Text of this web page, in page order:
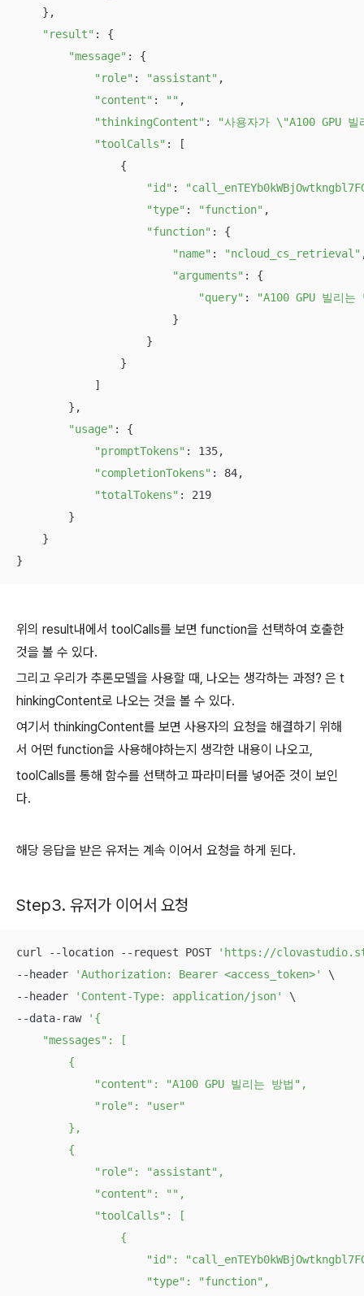
    },
"result" : {
"message" : {
"role" : "assistant" ,
"content" : "" ,
"thinkingContent" :
"사용자가 \"A100 GPU
"toolCalls" : [
                {
"id" :
"type" : "function" ,
"function" : {
"name" : "ncloud_cs_retrieval"
"arguments" : {
"query" :
"A100 GPU 빌리는
                        }
                    }
                }
            ]
        },
"usage" : {
"promptTokens" : 135,
"completionTokens" : 84,
"totalTokens" : 219
        }
    }
}
위의 result내에서 toolCalls를 보면 function을 선택하여 호출한
것을 볼 수 있다.
그리고 우리가 추론모델을 사용할 때, 나오는 생각하는 과정? 은 t
hinkingContent로 나오는 것을 볼 수 있다.
여기서 thinkingContent를 보면 사용자의 요청을 해결하기 위해
서 어떤 function을 사용해야하는지 생각한 내용이 나오고,
toolCalls를 통해 함수를 선택하고 파라미터를 넣어준 것이 보인
다.
해당 응답을 받은 유저는 계속 이어서 요청을 하게 된다.
Step3. 유저가 이어서 요청
curl --location --request POST
'https://
--header
'Authorization: Bearer <access_token>'
\
--header
'Content-Type: application/json'
\
--data-raw
'{
    "messages": [
        {
            "content": "A100 GPU 빌리는 방법",
            "role": "user"
        },
        {
            "role": "assistant",
            "content": "",
            "toolCalls": [
                {
"id":
                    "type": "function",